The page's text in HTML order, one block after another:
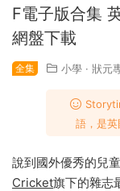
F電子版合集
網盤下載
全集 小學 · 狀元
語，是英
說到國外優秀的兒
Cricket旗下的雜志